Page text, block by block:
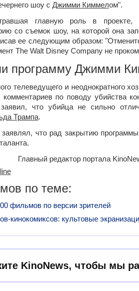
шоу с Джимми Киммелом".
главную роль в проекте,
со съемок шоу, на которой она
ее следующим образом:
The Walt Disney Company не
программу Джимми
телеведущего и неоднократного
по поводу убийства
что убийца не сильно
Трампа.
что рад закрытию
Главный редактор портала
по теме:
фильмов по версии зрителей
кинокомиксов: культовые
KinoNews, чтобы мы